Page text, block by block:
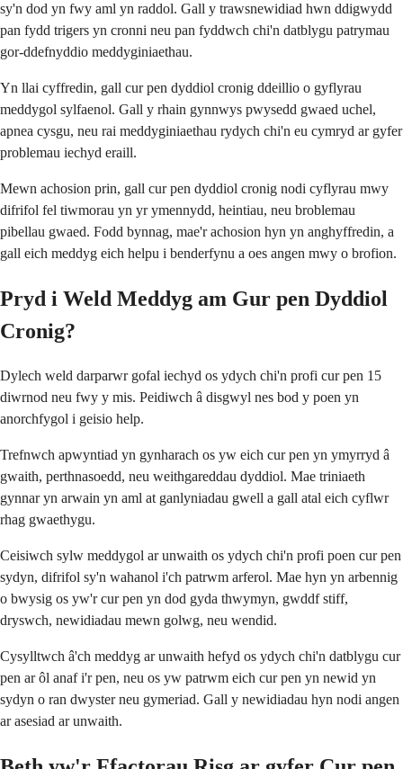
sy'n dod yn fwy aml yn raddol. Gall y trawsnewidiad hwn ddigwydd
pan fydd trigers yn cronni neu pan fyddwch chi'n datblygu patrymau
gor-ddefnyddio meddyginiaethau.
Yn llai cyffredin, gall cur pen dyddiol cronig ddeillio o gyflyrau
meddygol sylfaenol. Gall y rhain gynnwys pwysedd gwaed uchel,
apnea cysgu, neu rai meddyginiaethau rydych chi'n eu cymryd ar gyfer
problemau iechyd eraill.
Mewn achosion prin, gall cur pen dyddiol cronig nodi cyflyrau mwy
difrifol fel tiwmorau yn yr ymennydd, heintiau, neu broblemau
pibellau gwaed. Fodd bynnag, mae'r achosion hyn yn anghyffredin, a
gall eich meddyg eich helpu i benderfynu a oes angen mwy o brofion.
Pryd i Weld Meddyg am Gur pen Dyddiol
Cronig?
Dylech weld darparwr gofal iechyd os ydych chi'n profi cur pen 15
diwrnod neu fwy y mis. Peidiwch â disgwyl nes bod y poen yn
anorchfygol i geisio help.
Trefnwch apwyntiad yn gynharach os yw eich cur pen yn ymyrryd â
gwaith, perthnasoedd, neu weithgareddau dyddiol. Mae triniaeth
gynnar yn arwain yn aml at ganlyniadau gwell a gall atal eich cyflwr
rhag gwaethygu.
Ceisiwch sylw meddygol ar unwaith os ydych chi'n profi poen cur pen
sydyn, difrifol sy'n wahanol i'ch patrwm arferol. Mae hyn yn arbennig
o bwysig os yw'r cur pen yn dod gyda thwymyn, gwddf stiff,
dryswch, newidiadau mewn golwg, neu wendid.
Cysylltwch â'ch meddyg ar unwaith hefyd os ydych chi'n datblygu cur
pen ar ôl anaf i'r pen, neu os yw patrwm eich cur pen yn newid yn
sydyn o ran dwyster neu gymeriad. Gall y newidiadau hyn nodi angen
ar asesiad ar unwaith.